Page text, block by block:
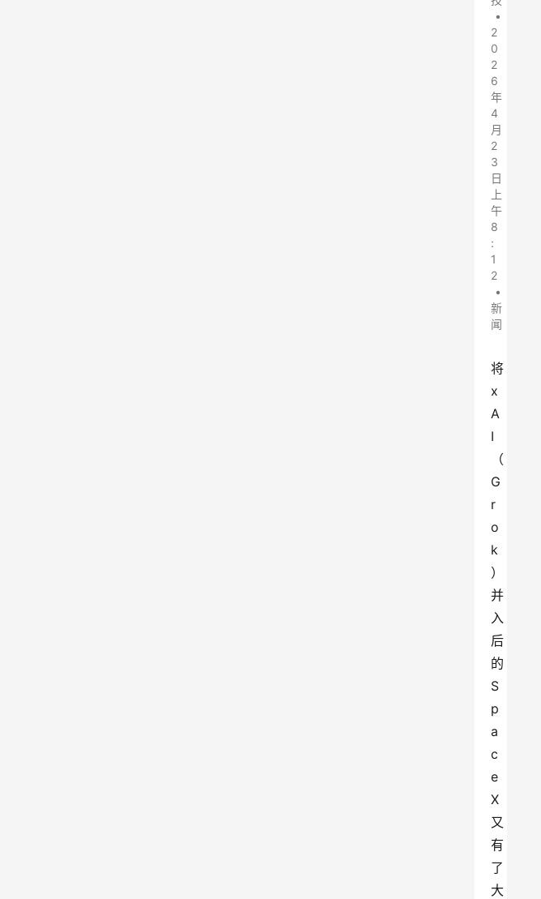
•
2
0
2
6
年
4
月
2
3
日
上
午
8
:
1
2
•
新
闻
将
x
A
I
（
G
r
o
k
）
并
入
后
的
S
p
a
c
e
X
又
有
了
大